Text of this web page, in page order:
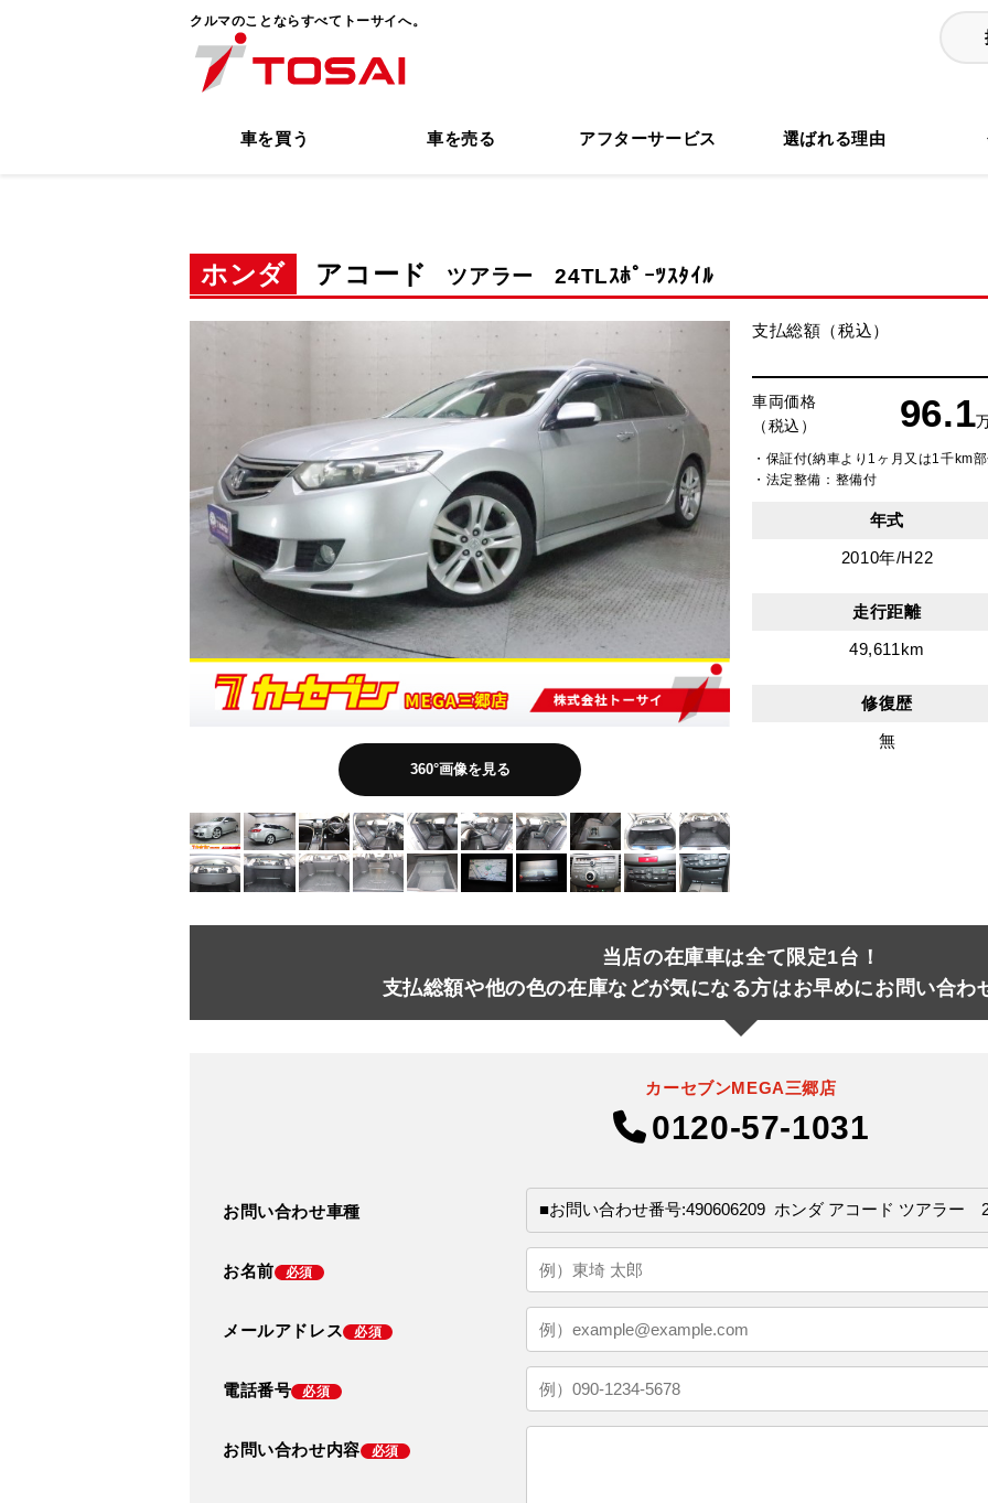
クルマのことならすべてトーサイへ。
車を買う 車を売る アフターサービス 選ばれる理由
ホンダ アコード ツアラー 24TLｽﾎﾟｰﾂｽﾀｲﾙ
360°画像を見る
支払総額（税込）
車両価格
（税込）
96.1
・保証付(納車より1ヶ月又は1千km
・法定整備：整備付
年式
2010年/H22
走行距離
49,611km
修復歴
無
当店の在庫車は全て限定1台！
支払総額や他の色の在庫などが気になる方はお早めにお問い合わ
カーセブンMEGA三郷店
0120-57-1031
お問い合わせ車種
お名前 必須
メールアドレス 必須
電話番号 必須
お問い合わせ内容 必須